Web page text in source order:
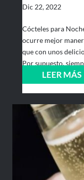
Dic 22, 2022
Cócteles para
ocurre mejor
que con unos
Por supuesto,
LEER MÁS